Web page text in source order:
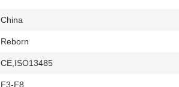
China
Reborn
CE,ISO13485
F3-F8